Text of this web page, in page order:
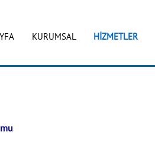
KURUMSAL HİZMETLER